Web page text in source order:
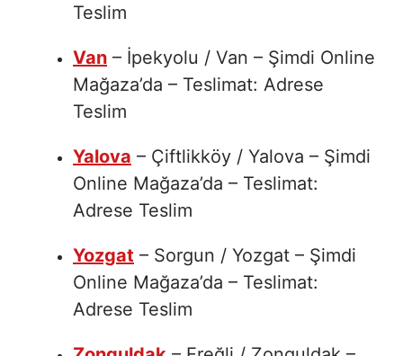
Teslim
Van – İpekyolu / Van – Şimdi Online
Mağaza’da – Teslimat: Adrese
Teslim
Yalova – Çiftlikköy / Yalova – Şimdi
Online Mağaza’da – Teslimat:
Adrese Teslim
Yozgat – Sorgun / Yozgat – Şimdi
Online Mağaza’da – Teslimat:
Adrese Teslim